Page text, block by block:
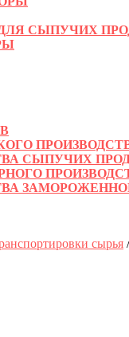
СЫПУЧИХ
СЫПУЧИХ
сырья